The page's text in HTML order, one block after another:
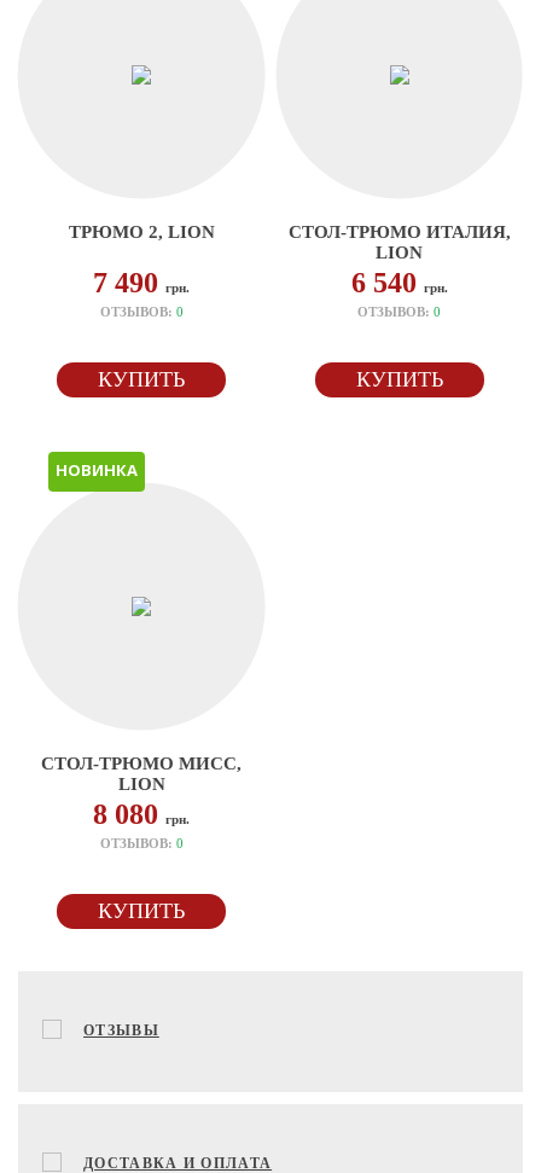
ТРЮМО 2, LION
7 490грн.
ОТЗЫВОВ: 0
КУПИТЬ
СТОЛ-ТРЮМО ИТАЛИЯ,
LION
6 540 грн.
ОТЗЫВОВ:0
КУПИТЬ
НОВИНКА
СТОЛ-ТРЮМО МИСС,
LION
8 080грн.
ОТЗЫВОВ: 0
КУПИТЬ
ОТЗЫВЫ
ДОСТАВКА И ОПЛАТА